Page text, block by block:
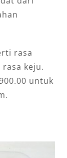
rasa
keju.
untuk